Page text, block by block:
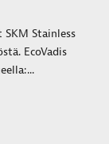
Stainless
EcoVadis